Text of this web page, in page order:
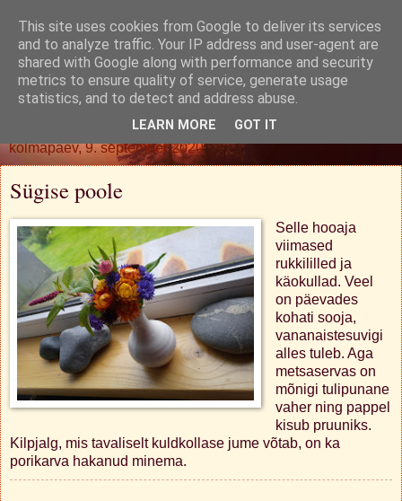
Oh. Jah. Muidugi.
kolmapäev, 9. september 2020
Sügise poole
Selle hooaja
viimased
rukkililled ja
käokullad. Veel
on päevades
kohati sooja,
vananaistesuvigi
alles tuleb. Aga
metsaservas on
mõnigi tulipunane
vaher ning pappel
kisub pruuniks.
Kilpjalg, mis tavaliselt kuldkollase jume võtab, on ka
porikarva hakanud minema.
This site uses cookies from Google to deliver its services
and to analyze traffic. Your IP address and user-agent are
shared with Google along with performance and security
metrics to ensure quality of service, generate usage
statistics, and to detect and address abuse.
LEARN MORE GOT IT